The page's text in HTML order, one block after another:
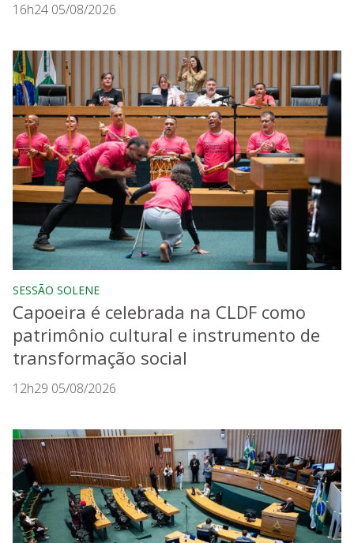
16h24 05/08/2026
SESSÃO SOLENE
Capoeira é celebrada na CLDF como
patrimônio cultural e instrumento de
transformação social
12h29 05/08/2026